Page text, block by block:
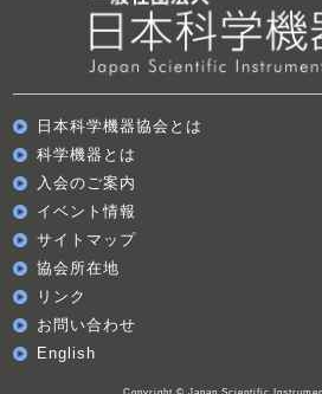
日本科学機器協会とは
科学機器とは
入会のご案内
イベント情報
サイトマップ
協会所在地
リンク
お問い合わせ
English